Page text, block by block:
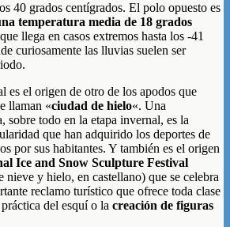
40 grados centígrados. El polo opuesto es
temperatura media de 18 grados
que llega en casos extremos hasta los -41
curiosamente las lluvias suelen ser
es el origen de otro de los apodos que
llaman «ciudad de hielo«. Una
sobre todo en la etapa invernal, es la
que han adquirido los deportes de
por sus habitantes. Y también es el origen
Ice and Snow Sculpture Festival
nieve y hielo, en castellano) que se celebra
reclamo turístico que ofrece toda clase
del esquí o la creación de figuras